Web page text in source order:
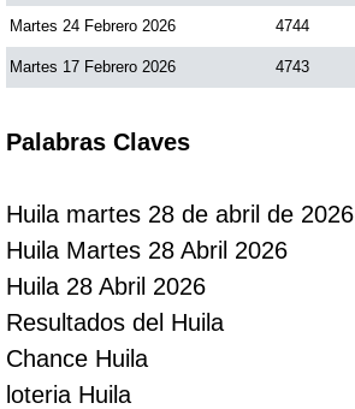
Martes 24 Febrero 2026 4744
Martes 17 Febrero 2026 4743
Palabras Claves
Huila martes 28 de abril de 2026
Huila Martes 28 Abril 2026
Huila 28 Abril 2026
Resultados del Huila
Chance Huila
loteria Huila